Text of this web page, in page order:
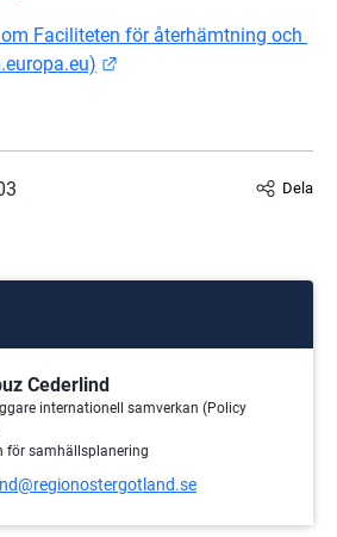
Faciliteten för återhämtning och
Dela
Cederlind
internationell samverkan (Policy
för samhällsplanering